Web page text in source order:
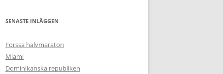
SENASTE INLÄGGEN
Forssa halvmaraton
Miami
Dominikanska republiken